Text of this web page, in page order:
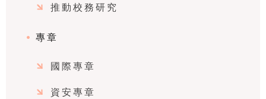
推動校務研究
專章
國際專章
資安專章